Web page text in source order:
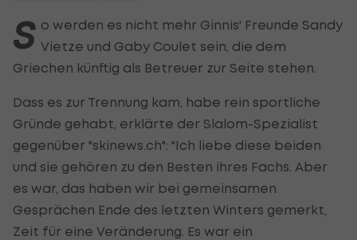
S o werden es nicht mehr Ginnis' Freunde Sandy
Vietze und Gaby Coulet sein, die dem
Griechen künftig als Betreuer zur Seite stehen.
Dass es zur Trennung kam, habe rein sportliche
Gründe gehabt, erklärte der Slalom-Spezialist
gegenüber "skinews.ch": "Ich liebe diese beiden
und sie gehören zu den Besten ihres Fachs. Aber
es war, das haben wir bei gemeinsamen
Gesprächen Ende des letzten Winters gemerkt,
Zeit für eine Veränderung. Es war ein